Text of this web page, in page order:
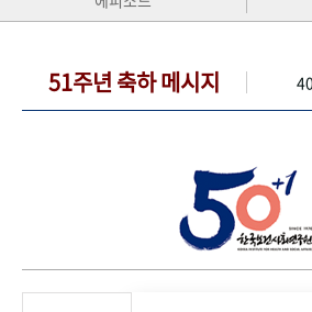
51주년 축하 메시지